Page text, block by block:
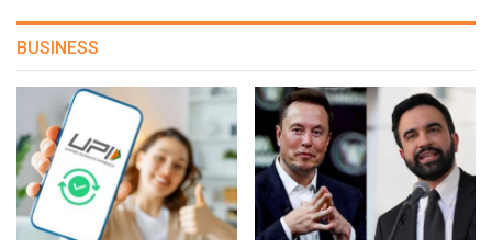
BUSINESS